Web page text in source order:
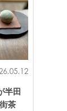
半田
茶